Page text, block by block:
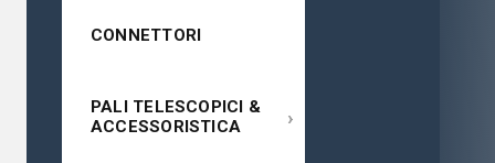
CONNETTORI
PALI TELESCOPICI &
ACCESSORISTICA
›